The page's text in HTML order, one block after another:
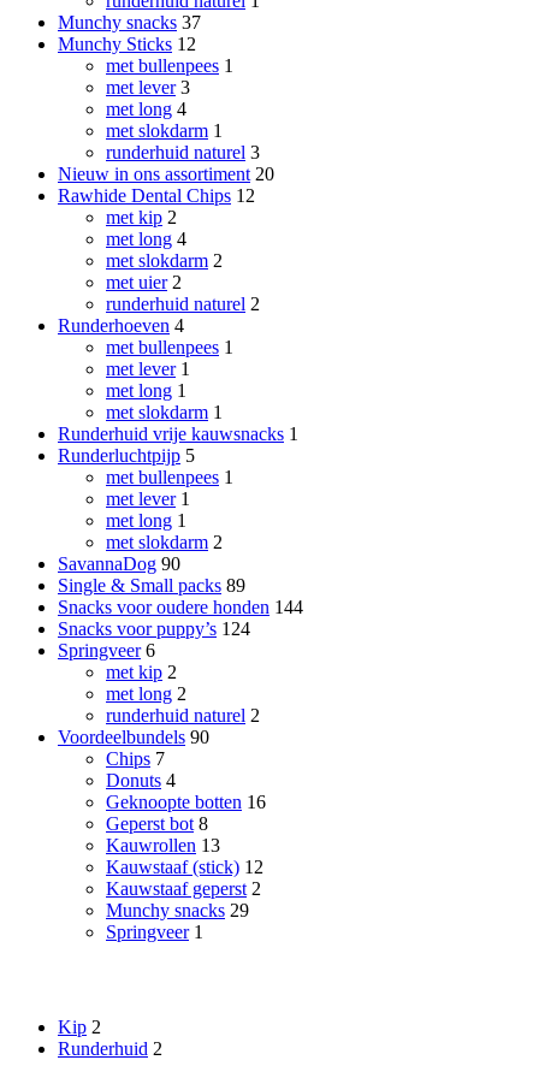
Munchy snacks 37
Munchy Sticks 12
met bullenpees 1
met lever 3
met long 4
met slokdarm 1
runderhuid naturel 3
Nieuw in ons assortiment 20
Rawhide Dental Chips 12
met kip 2
met long 4
met slokdarm 2
met uier 2
runderhuid naturel 2
Runderhoeven 4
met bullenpees 1
met lever 1
met long 1
met slokdarm 1
Runderhuid vrije kauwsnacks 1
Runderluchtpijp 5
met bullenpees 1
met lever 1
met long 1
met slokdarm 2
SavannaDog 90
Single & Small packs 89
Snacks voor oudere honden 144
Snacks voor puppy’s 124
Springveer 6
met kip 2
met long 2
runderhuid naturel 2
Voordeelbundels 90
Chips 7
Donuts 4
Geknoopte botten 16
Geperst bot 8
Kauwrollen 13
Kauwstaaf (stick) 12
Kauwstaaf geperst 2
Munchy snacks 29
Springveer 1
Kip 2
Runderhuid 2